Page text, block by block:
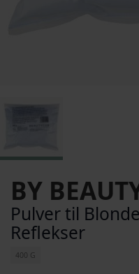
BY
Pulver til
Reflekser
400 G